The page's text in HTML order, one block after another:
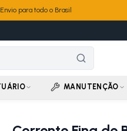
Envio para todo o Brasil
MANUTENÇÃO